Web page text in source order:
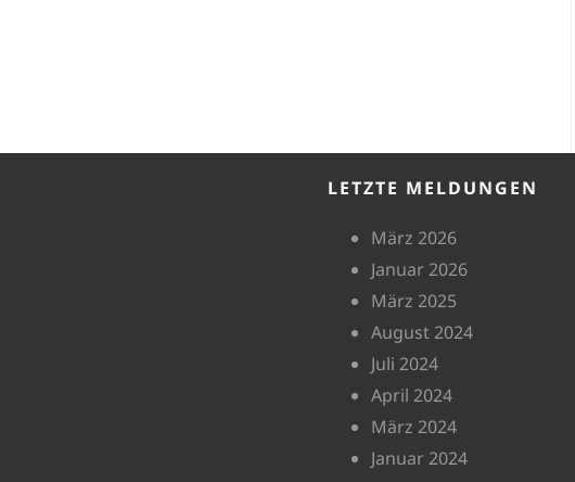
LETZTE MELDUNGEN
März 2026
Januar 2026
März 2025
August 2024
Juli 2024
April 2024
März 2024
Januar 2024